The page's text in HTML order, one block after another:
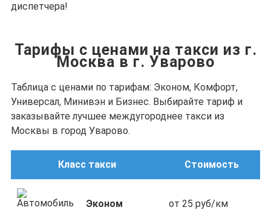
диспетчера!
Тарифы с ценами на такси из г.
Москва в г. Уварово
Таблица с ценами по тарифам: Эконом, Комфорт,
Универсал, Минивэн и Бизнес. Выбирайте тариф и
заказывайте лучшее междугороднее такси из
Москвы в город Уварово.
Класс такси Стоимость
Эконом от 25 руб/км